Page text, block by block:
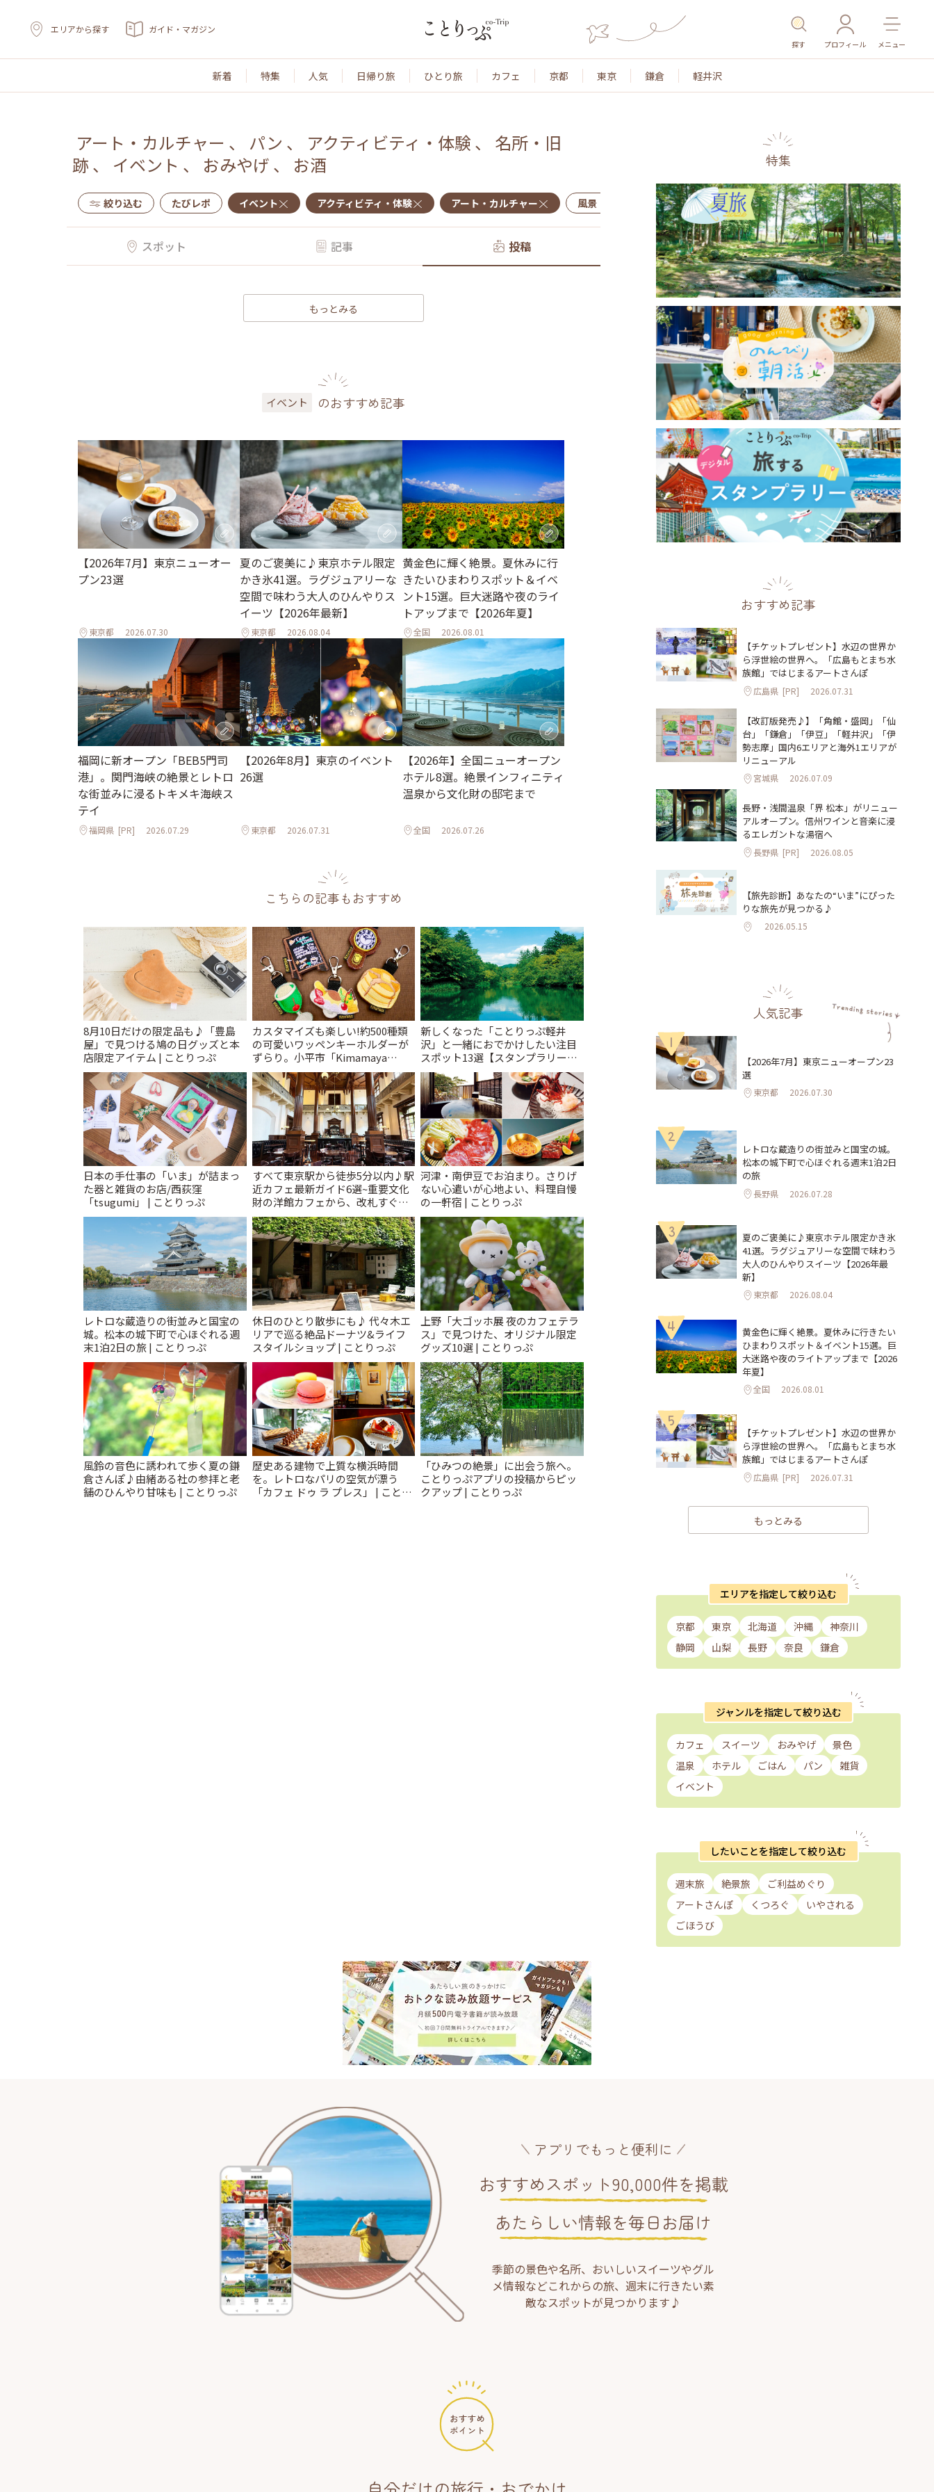
エリアから探す ガイド・マガジン
探す プロフィール メニュー
新着 特集 人気 日帰り旅 ひとり旅 カフェ 京都 東京 鎌倉 軽井沢
アート・カルチャー 、 パン 、 アクティビティ・体験 、 名所・旧
跡 、 イベント 、 おみやげ 、 お酒
絞り込む たびレポ イベント アクティビティ・体験 アート・カルチャー 風景・景色 名所・旧跡 温泉・スパ その他施設 ごはん
スポット 記事 投稿
もっとみる
イベント のおすすめ記事
【2026年7月】東京ニューオー
プン23選
東京都 2026.07.30
夏のご褒美に♪東京ホテル限定
かき氷41選。ラグジュアリーな
空間で味わう大人のひんやりス
イーツ【2026年最新】
東京都 2026.08.04
黄金色に輝く絶景。夏休みに行
きたいひまわりスポット＆イベ
ント15選。巨大迷路や夜のライ
トアップまで【2026年夏】
全国 2026.08.01
福岡に新オープン「BEB5門司
港」。関門海峡の絶景とレトロ
な街並みに浸るトキメキ海峡ス
テイ
福岡県 [PR] 2026.07.29
【2026年8月】東京のイベント
26選
東京都 2026.07.31
【2026年】全国ニューオープン
ホテル8選。絶景インフィニティ
温泉から文化財の邸宅まで
全国 2026.07.26
こちらの記事もおすすめ
8月10日だけの限定品も♪「豊島
屋」で見つける鳩の日グッズと本
店限定アイテム | ことりっぷ
カスタマイズも楽しい!約500種類
の可愛いワッペンキーホルダーが
ずらり。小平市「Kimamaya
T&K」 | ことりっぷ
新しくなった「ことりっぷ軽井
沢」と一緒におでかけしたい注目
スポット13選【スタンプラリー開
催中】 | ことりっぷ
日本の手仕事の「いま」が詰まっ
た器と雑貨のお店/西荻窪
「tsugumi」 | ことりっぷ
すべて東京駅から徒歩5分以内♪駅
近カフェ最新ガイド6選~重要文化
財の洋館カフェから、改札すぐの
レトロ喫茶まで~ | ことりっぷ
河津・南伊豆でお泊まり。さりげ
ない心遣いが心地よい、料理自慢
の一軒宿 | ことりっぷ
レトロな蔵造りの街並みと国宝の
城。松本の城下町で心ほぐれる週
末1泊2日の旅 | ことりっぷ
休日のひとり散歩にも♪ 代々木エ
リアで巡る絶品ドーナツ&ライフ
スタイルショップ | ことりっぷ
上野「大ゴッホ展 夜のカフェテラ
ス」で見つけた、オリジナル限定
グッズ10選 | ことりっぷ
風鈴の音色に誘われて歩く夏の鎌
倉さんぽ♪由緒ある社の参拝と老
舗のひんやり甘味も | ことりっぷ
歴史ある建物で上質な横浜時間
を。レトロなパリの空気が漂う
「カフェ ドゥ ラ プレス」 | ことり
「ひみつの絶景」に出会う旅へ。
ことりっぷアプリの投稿からピッ
クアップ | ことりっぷ
特集
おすすめ記事
【チケットプレゼント】水辺の世界か
ら浮世絵の世界へ。「広島もとまち水
族館」ではじまるアートさんぽ
広島県 [PR] 2026.07.31
【改訂版発売♪】「角館・盛岡」「仙
台」「鎌倉」「伊豆」「軽井沢」「伊
勢志摩」国内6エリアと海外1エリアが
リニューアル
宮城県 2026.07.09
長野・浅間温泉「界 松本」がリニュー
アルオープン。信州ワインと音楽に浸
るエレガントな湯宿へ
長野県 [PR] 2026.08.05
【旅先診断】あなたの“いま”にぴった
りな旅先が見つかる♪
2026.05.15
人気記事
1
【2026年7月】東京ニューオープン23
選
東京都 2026.07.30
2
レトロな蔵造りの街並みと国宝の城。
松本の城下町で心ほぐれる週末1泊2日
の旅
長野県 2026.07.28
3
夏のご褒美に♪東京ホテル限定かき氷
41選。ラグジュアリーな空間で味わう
大人のひんやりスイーツ【2026年最
新】
東京都 2026.08.04
4
黄金色に輝く絶景。夏休みに行きたい
ひまわりスポット＆イベント15選。巨
大迷路や夜のライトアップまで【2026
年夏】
全国 2026.08.01
5
【チケットプレゼント】水辺の世界か
ら浮世絵の世界へ。「広島もとまち水
族館」ではじまるアートさんぽ
広島県 [PR] 2026.07.31
もっとみる
エリアを指定して絞り込む
京都 東京 北海道 沖縄
神奈川
静岡
山梨 長野 奈良 鎌倉
ジャンルを指定して絞り込む
カフェ スイーツ おみやげ
景色
温泉
ホテル ごはん パン
雑貨
イベント
したいことを指定して絞り込む
週末旅 絶景旅
ご利益めぐり
アートさんぽ
くつろぐ
いやされる
ごほうび
アプリでもっと便利に
おすすめスポット90,000件を掲載
あたらしい情報を毎日お届け
季節の景色や名所、おいしいスイーツやグル
メ情報などこれからの旅、週末に行きたい素
敵なスポットが見つかります♪